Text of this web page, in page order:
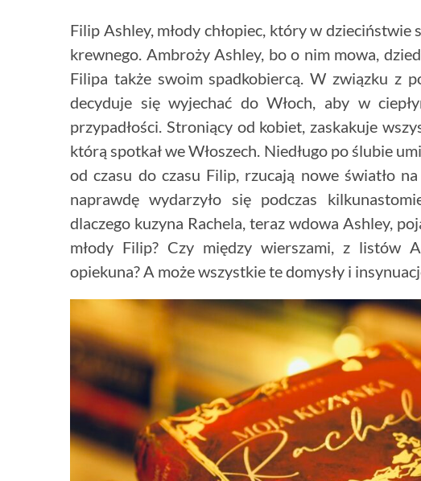
Filip Ashley, młody chłopiec, który w
krewnego. Ambroży Ashley, bo o nim mowa,
Filipa także swoim spadkobiercą. W związku z
decyduje się wyjechać do Włoch, aby w
przypadłości. Stroniący od kobiet, zaskakuje
którą spotkał we Włoszech. Niedługo po ślubie
od czasu do czasu Filip, rzucają nowe światło
naprawdę wydarzyło się podczas
dlaczego kuzyna Rachela, teraz wdowa Ashley,
młody Filip? Czy między wierszami, z listów
opiekuna? A może wszystkie te domysły i